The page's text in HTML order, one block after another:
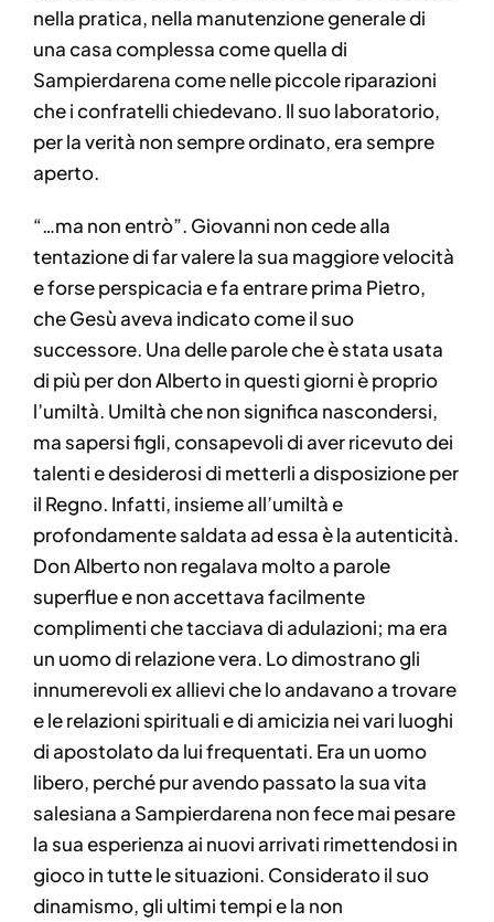
nella pratica, nella manutenzione generale di
una casa complessa come quella di
Sampierdarena come nelle piccole riparazioni
che i confratelli chiedevano. Il suo laboratorio,
per la verità non sempre ordinato, era sempre
aperto.
“…ma non entrò”. Giovanni non cede alla
tentazione di far valere la sua maggiore velocità
e forse perspicacia e fa entrare prima Pietro,
che Gesù aveva indicato come il suo
successore. Una delle parole che è stata usata
di più per don Alberto in questi giorni è proprio
l’umiltà. Umiltà che non significa nascondersi,
ma sapersi figli, consapevoli di aver ricevuto dei
talenti e desiderosi di metterli a disposizione per
il Regno. Infatti, insieme all’umiltà e
profondamente saldata ad essa è la autenticità.
Don Alberto non regalava molto a parole
superflue e non accettava facilmente
complimenti che tacciava di adulazioni; ma era
un uomo di relazione vera. Lo dimostrano gli
innumerevoli ex allievi che lo andavano a trovare
e le relazioni spirituali e di amicizia nei vari luoghi
di apostolato da lui frequentati. Era un uomo
libero, perché pur avendo passato la sua vita
salesiana a Sampierdarena non fece mai pesare
la sua esperienza ai nuovi arrivati rimettendosi in
gioco in tutte le situazioni. Considerato il suo
dinamismo, gli ultimi tempi e la non